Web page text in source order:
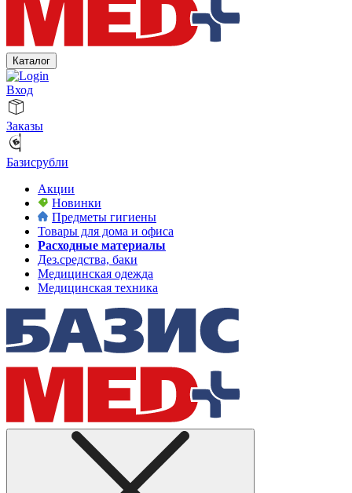
Каталог
Вход
Заказы
Базисрубли
Акции
Новинки
Предметы гигиены
Товары для дома и офиса
Расходные материалы
Дез.средства, баки
Медицинская одежда
Медицинская техника